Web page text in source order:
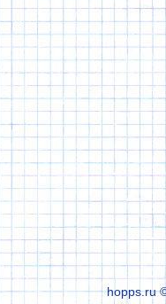
hopps.ru